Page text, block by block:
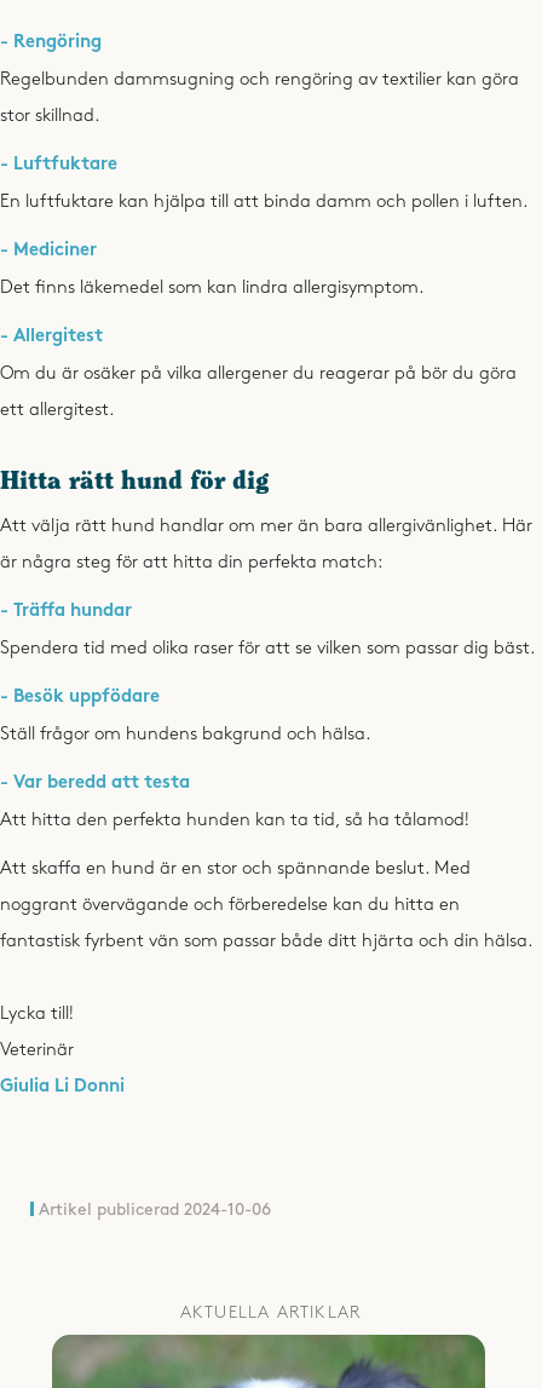
- Rengöring
Regelbunden dammsugning och rengöring av textilier kan göra
stor skillnad.
- Luftfuktare
En luftfuktare kan hjälpa till att binda damm och pollen i luften.
- Mediciner
Det finns läkemedel som kan lindra allergisymptom.
- Allergitest
Om du är osäker på vilka allergener du reagerar på bör du göra
ett allergitest.
Hitta rätt hund för dig
Att välja rätt hund handlar om mer än bara allergivänlighet. Här
är några steg för att hitta din perfekta match:
- Träffa hundar
Spendera tid med olika raser för att se vilken som passar dig bäst.
- Besök uppfödare
Ställ frågor om hundens bakgrund och hälsa.
- Var beredd att testa
Att hitta den perfekta hunden kan ta tid, så ha tålamod!
Att skaffa en hund är en stor och spännande beslut. Med
noggrant övervägande och förberedelse kan du hitta en
fantastisk fyrbent vän som passar både ditt hjärta och din hälsa.
Lycka till!
Veterinär
Giulia Li Donni
Artikel publicerad 2024-10-06
AKTUELLA ARTIKLAR